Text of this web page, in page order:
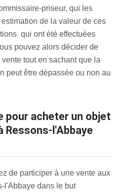
priseur, qui les
de la valeur de ces
qui ont été effectuées
pouvez alors décider de
tout en sachant que la
peut être dépassée ou non au
Ressons-l'Abbaye
de participer à une vente aux
l'Abbaye dans le but